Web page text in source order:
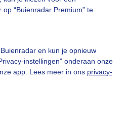
“Buienradar Premium” te
en kun je opnieuw
instellingen” onderaan onze
app. Lees meer in ons privacy-